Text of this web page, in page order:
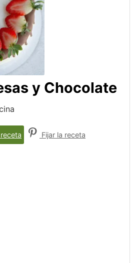
y Chocolate
Fijar la receta